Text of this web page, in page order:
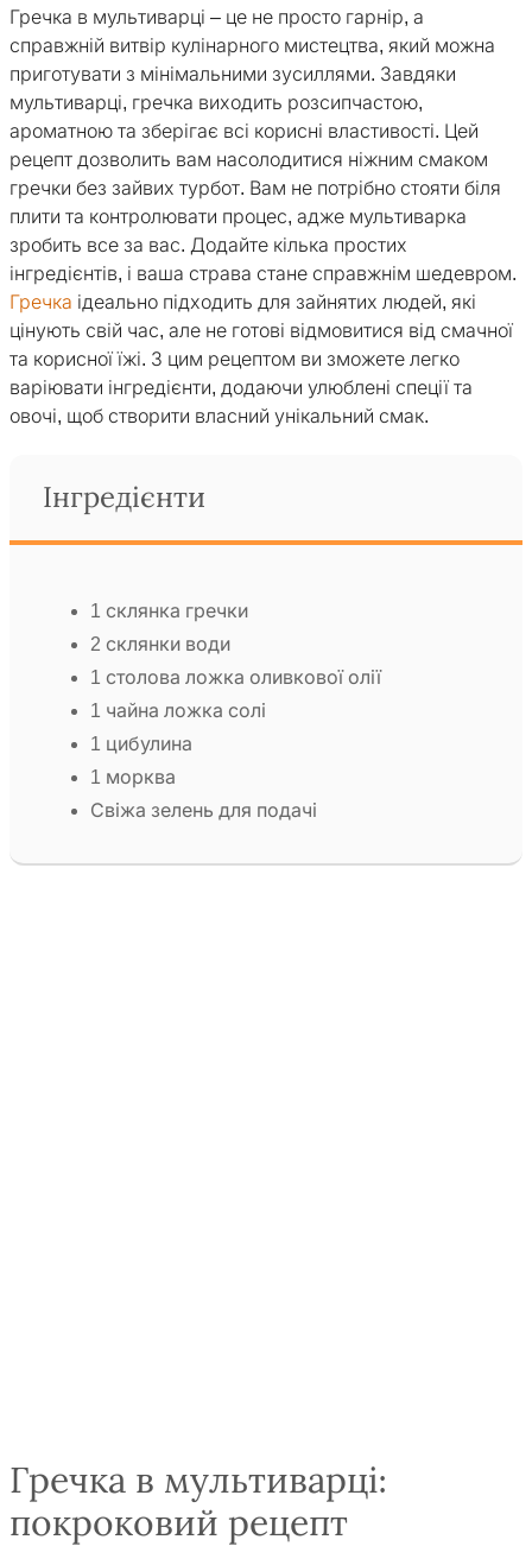
Гречка в мультиварці – це не просто гарнір, а
справжній витвір кулінарного мистецтва, який можна
приготувати з мінімальними зусиллями. Завдяки
мультиварці, гречка виходить розсипчастою,
ароматною та зберігає всі корисні властивості. Цей
рецепт дозволить вам насолодитися ніжним смаком
гречки без зайвих турбот. Вам не потрібно стояти біля
плити та контролювати процес, адже мультиварка
зробить все за вас. Додайте кілька простих
інгредієнтів, і ваша страва стане справжнім шедевром.
Гречка ідеально підходить для зайнятих людей, які
цінують свій час, але не готові відмовитися від смачної
та корисної їжі. З цим рецептом ви зможете легко
варіювати інгредієнти, додаючи улюблені спеції та
овочі, щоб створити власний унікальний смак.
Інгредієнти
1 склянка гречки
2 склянки води
1 столова ложка оливкової олії
1 чайна ложка солі
1 цибулина
1 морква
Свіжа зелень для подачі
Гречка в мультиварці:
покроковий рецепт